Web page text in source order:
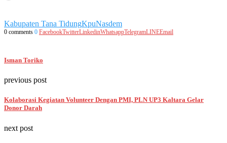
Kabupaten Tana TidungKpuNasdem
0 comments 0 FacebookTwitterLinkedinWhatsappTelegramLINEEmail
Isman Toriko
previous post
Kolaborasi Kegiatan Volunteer Dengan PMI, PLN UP3 Kaltara Gelar
Donor Darah
next post